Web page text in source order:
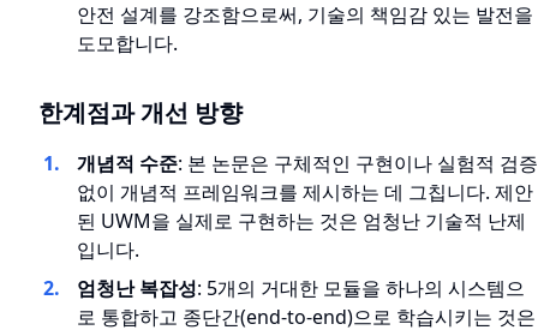
안전 설계를 강조함으로써, 기술의 책임감 있는 발전을
도모합니다.
한계점과 개선 방향
개념적 수준: 본 논문은 구체적인 구현이나 실험적 검증
없이 개념적 프레임워크를 제시하는 데 그칩니다. 제안
된 UWM을 실제로 구현하는 것은 엄청난 기술적 난제
입니다.
엄청난 복잡성: 5개의 거대한 모듈을 하나의 시스템으
로 통합하고 종단간(end-to-end)으로 학습시키는 것은